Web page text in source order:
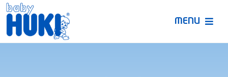
Skip
content
MENU